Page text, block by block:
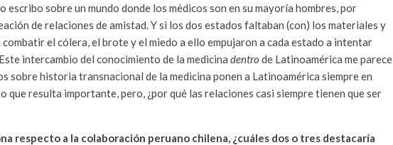
escribo sobre un mundo donde los médicos son en su mayoría hombres, por
de relaciones de amistad. Y si los dos estados faltaban (con) los materiales y
el cólera, el brote y el miedo a ello empujaron a cada estado a intentar
intercambio del conocimiento de la medicina dentro de Latinoamérica me parece
sobre historia transnacional de la medicina ponen a Latinoamérica siempre en
que resulta importante, pero, ¿por qué las relaciones casi siempre tienen que ser
respecto a la colaboración peruano chilena, ¿cuáles dos o tres destacaría